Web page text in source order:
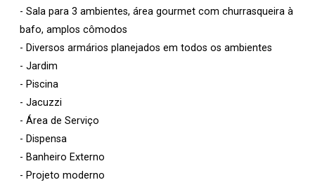
- Sala para 3 ambientes, área gourmet com churrasqueira à
bafo, amplos cômodos
- Diversos armários planejados em todos os ambientes
- Jardim
- Piscina
- Jacuzzi
- Área de Serviço
- Dispensa
- Banheiro Externo
- Projeto moderno